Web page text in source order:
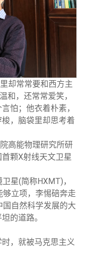
却常常要和西方主
和，还常常爱笑，
怕；他衣着朴素，
，脑袋里却思考着
高能物理研究所研
颗X射线天文卫星
星(简称HXMT)，
立项，李惕碚奔走
自然科学发展的大
的道路。
，就被马克思主义